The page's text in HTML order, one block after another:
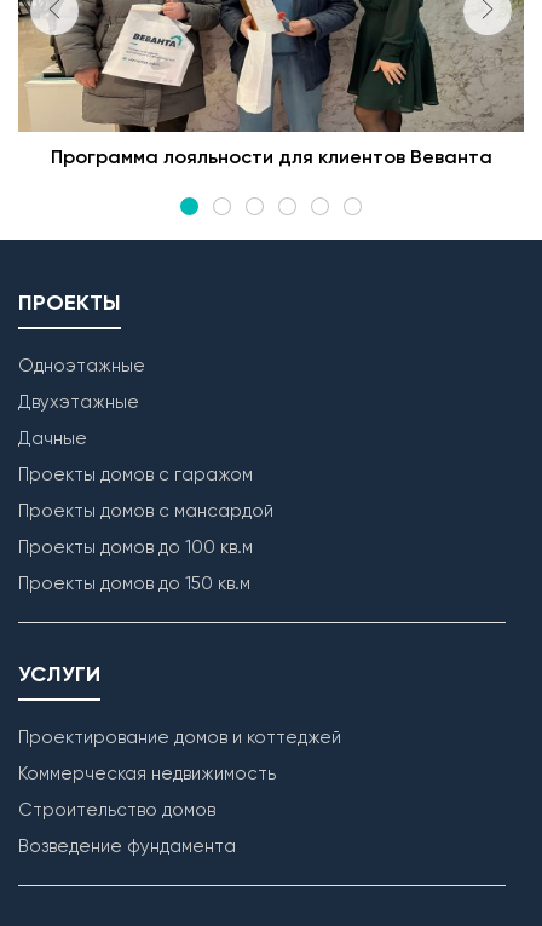
Программа лояльности для клиентов Веванта
ПРОЕКТЫ
Одноэтажные
Двухэтажные
Дачные
Проекты домов с гаражом
Проекты домов с мансардой
Проекты домов до 100 кв.м
Проекты домов до 150 кв.м
УСЛУГИ
Проектирование домов и коттеджей
Коммерческая недвижимость
Строительство домов
Возведение фундамента